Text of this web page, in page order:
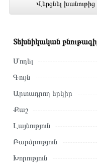
Վերցնել խանութից
խանութում
Տեխնիկական
Մոդել
Գույն
Արտադրող երկիր
Քաշ
Լայնություն
Բարձրություն
Խորություն